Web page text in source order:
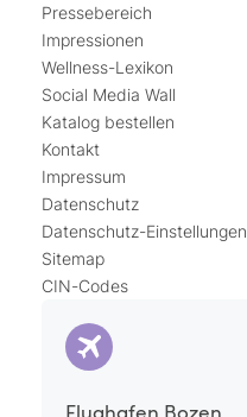
Pressebereich
Impressionen
Wellness-Lexikon
Social Media Wall
Katalog bestellen
Kontakt
Impressum
Datenschutz
Datenschutz-Einstellungen
Sitemap
CIN-Codes
Flughafen Bozen